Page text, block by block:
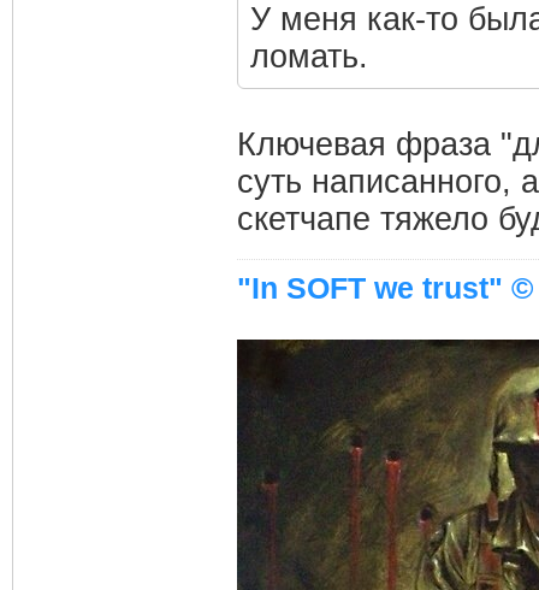
У меня как-то
ломать.
Ключевая фраза
суть написанного,
скетчапе тяжело
"In SOFT we trust" ©